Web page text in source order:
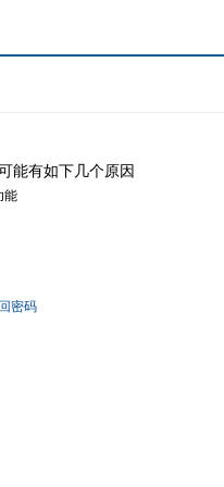
能有如下几个原因
能
密码